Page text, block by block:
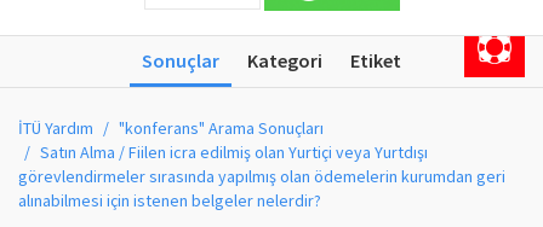
Sonuçlar Kategori Etiket
İTÜ Yardım
"konferans" Arama Sonuçları
Satın Alma / Fiilen icra edilmiş olan Yurtiçi veya Yurtdışı
görevlendirmeler sırasında yapılmış olan ödemelerin kurumdan geri
alınabilmesi için istenen belgeler nelerdir?